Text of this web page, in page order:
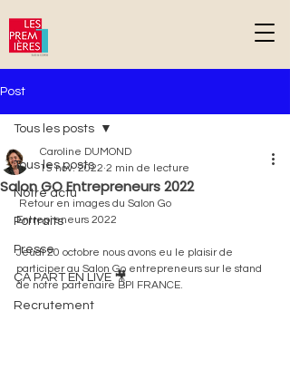
Post
Tous les posts
Notre actu
Portraits
Presse
ÇA PART EN LIVE 🎥
Recrutement
Tous les posts
Salon GO Entrepreneurs 2022
Caroline DUMOND
15 nov. 2022 2 min de lecture
Entrepreneurs 2022
Jeudi 20 octobre nous avons eu le plaisir de
participer au Salon Go entrepreneurs sur le stand
de notre partenaire BPI FRANCE.